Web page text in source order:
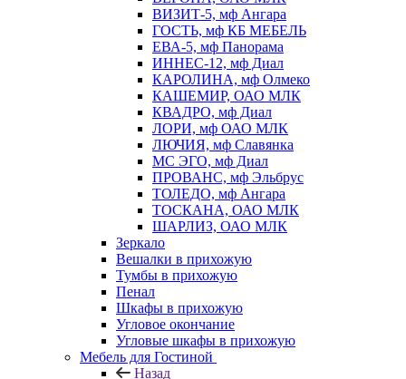
ВИЗИТ-5, мф Ангара
ГОСТЬ, мф КБ МЕБЕЛЬ
ЕВА-5, мф Панорама
ИННЕС-12, мф Диал
КАРОЛИНА, мф Олмеко
КАШЕМИР, ОАО МЛК
КВАДРО, мф Диал
ЛОРИ, мф ОАО МЛК
ЛЮЧИЯ, мф Славянка
МС ЭГО, мф Диал
ПРОВАНС, мф Эльбрус
ТОЛЕДО, мф Ангара
ТОСКАНА, ОАО МЛК
ШАРЛИЗ, ОАО МЛК
Зеркало
Вешалки в прихожую
Тумбы в прихожую
Пенал
Шкафы в прихожую
Угловое окончание
Угловые шкафы в прихожую
Мебель для Гостиной
Назад